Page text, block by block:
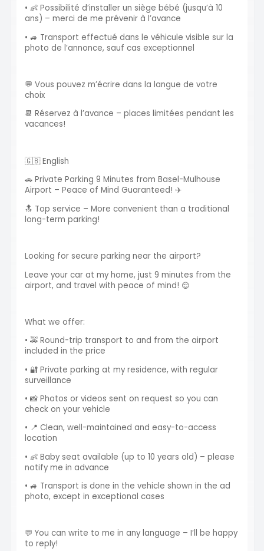
• 👶 Possibilité d’installer un siège bébé (jusqu’à 10
ans) – merci de me prévenir à l’avance
• 🚙 Transport effectué dans le véhicule visible sur la
photo de l’annonce, sauf cas exceptionnel
💬 Vous pouvez m’écrire dans la langue de votre
choix
📆 Réservez à l’avance – places limitées pendant les
vacances!
🇬🇧 English
🚗 Private Parking 9 Minutes from Basel-Mulhouse
Airport – Peace of Mind Guaranteed! ✈️
🔝 Top service – More convenient than a traditional
long-term parking!
Looking for secure parking near the airport?
Leave your car at my home, just 9 minutes from the
airport, and travel with peace of mind! 😌
What we offer:
• 🚕 Round-trip transport to and from the airport
included in the price
• 🔐 Private parking at my residence, with regular
surveillance
• 📸 Photos or videos sent on request so you can
check on your vehicle
• 📍 Clean, well-maintained and easy-to-access
location
• 👶 Baby seat available (up to 10 years old) – please
notify me in advance
• 🚙 Transport is done in the vehicle shown in the ad
photo, except in exceptional cases
💬 You can write to me in any language – I’ll be happy
to reply!